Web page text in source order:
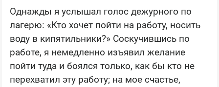
Однажды я услышал голос дежурного по
лагерю: «Кто хочет пойти на работу, носить
воду в кипятильники?» Соскучившись по
работе, я немедленно изъявил желание
пойти туда и боялся только, как бы кто не
перехватил эту работу; на мое счастье,